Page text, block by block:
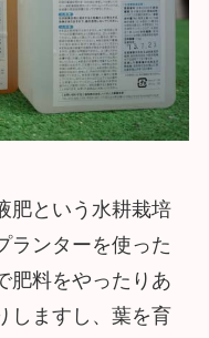
肥という水耕栽培
ランターを使った
肥料をやったりあ
しますし、葉を育